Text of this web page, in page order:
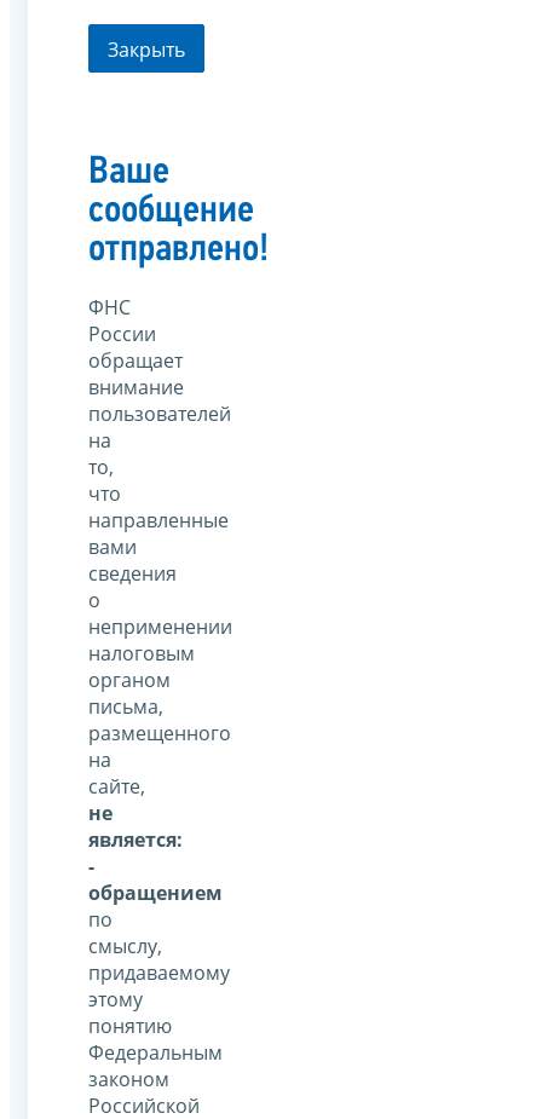
Закрыть
Ваше
сообщение
отправлено!
ФНС
России
обращает
внимание
пользователей
на
то,
что
направленные
вами
сведения
о
неприменении
налоговым
органом
письма,
размещенного
на
сайте,
не
является:
-
обращением
по
смыслу,
придаваемому
этому
понятию
Федеральным
законом
Российской